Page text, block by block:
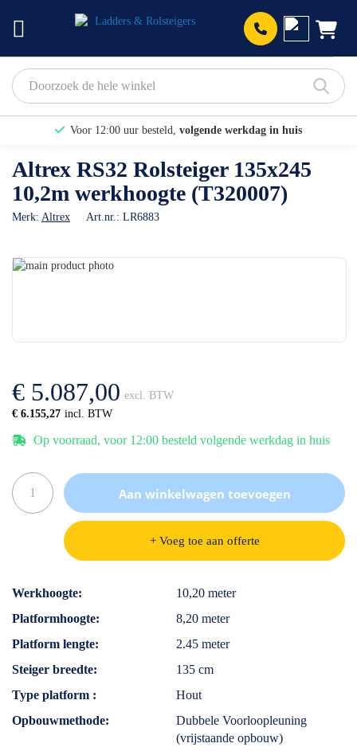
Voor 12:00 uur besteld, volgende werkdag in huis
Bekijk hier onze Actiepagina
Binnen 1 dag eengratis offerte
Altrex RS32 Rolsteiger 135x245
10,2m werkhoogte (T320007)
Merk: Altrex Art.nr.: LR6883
Ga
gallerij
€ 6.155,27
€ 5.087,00
Op voorraad, voor 12:00 besteld volgende werkdag in huis
Aan winkelwagen toevoegen
+ Voeg toe aan offerte
Specificaties
Werkhoogte
10,20 meter
Platformhoogte
8,20 meter
Platform lengte
2.45 meter
Steiger breedte
135 cm
Type platform
Hout
Opbouwmethode
Dubbele Voorloopleuning
(vrijstaande opbouw)